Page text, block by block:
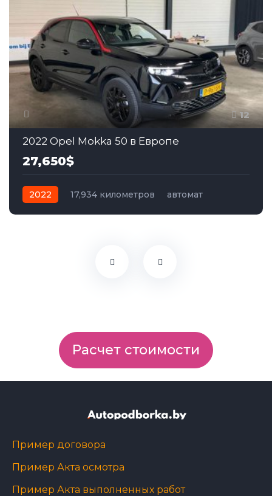
12
2022 Opel Mokka 50 в Европе
27,650$
2022 17,934 километров
автомат
Расчет стоимости
Пример договора
Пример Акта осмотра
Пример Акта выполненных работ